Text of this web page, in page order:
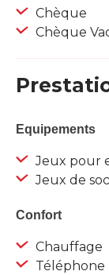
Chèque
Chèque
Equipements
Jeux pour
Jeux de
Confort
Chauffage
Téléphone